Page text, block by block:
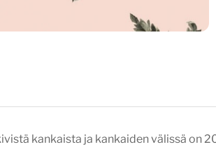
kankaista ja kankaiden välissä on